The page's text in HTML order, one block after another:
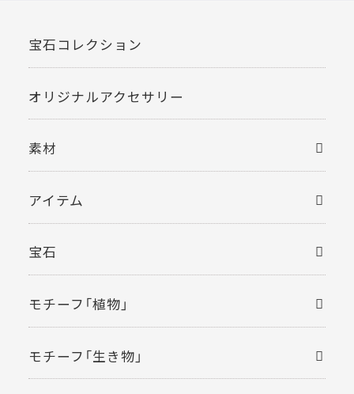
宝石コレクション
オリジナルアクセサリー
素材
アイテム
宝石
モチーフ「植物」
モチーフ「生き物」